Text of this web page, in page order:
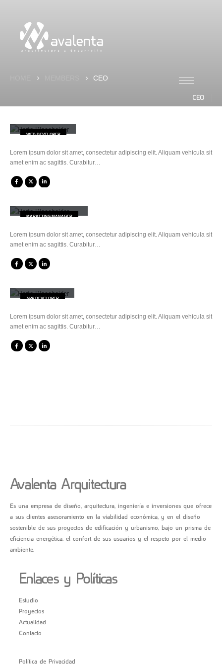
CEO
CEO
WEB DEVELOPER
Lorem ipsum dolor sit amet, consectetur adipiscing elit. Aliquam vehicula sit
amet enim ac sagittis. Curabitur…
MARKETING MANAGER
Lorem ipsum dolor sit amet, consectetur adipiscing elit. Aliquam vehicula sit
amet enim ac sagittis. Curabitur…
APP DEVELOPER
Lorem ipsum dolor sit amet, consectetur adipiscing elit. Aliquam vehicula sit
amet enim ac sagittis. Curabitur…
Avalenta Arquitectura
Es una empresa de diseño, arquitectura, ingeniería e inversiones que ofrece
a sus clientes asesoramiento en la viabilidad económica, y en el diseño
sostenible de sus proyectos de edificación y urbanismo, bajo un prisma de
eficiencia energética, el confort de sus usuarios y el respeto por el medio
ambiente.
Enlaces y Políticas
Estudio
Proyectos
Actualidad
Contacto
Política de Privacidad